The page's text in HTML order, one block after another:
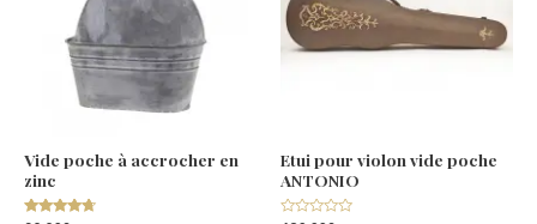
Vide poche à accrocher en
zinc
Etui pour violon vide poche
ANTONIO